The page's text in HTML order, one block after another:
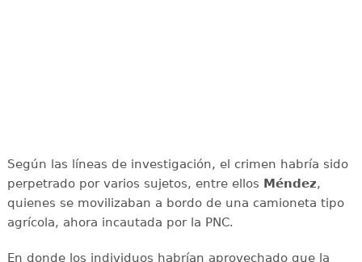
Según las líneas de investigación, el crimen habría sido
perpetrado por varios sujetos, entre ellos Méndez,
quienes se movilizaban a bordo de una camioneta tipo
agrícola, ahora incautada por la PNC.
En donde los individuos habrían aprovechado que la